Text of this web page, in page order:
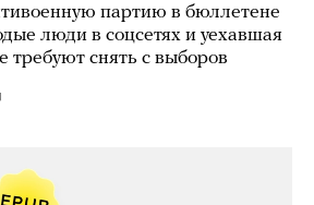
партию в бюллетене
люди в соцсетях и уехавшая
требуют снять с выборов